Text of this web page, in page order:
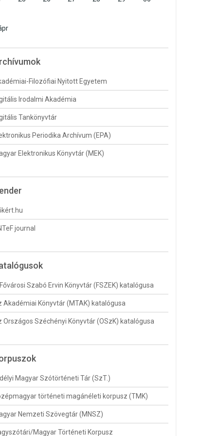
Filozófiai Nyitott Egyetem
Irodalmi Akadémia
Tankönyvtár
Periodika Archívum (EPA)
Elektronikus Könyvtár (MEK)
journal
Szabó Ervin Könyvtár (FSZEK) katalógusa
Akadémiai Könyvtár (MTAK) katalógusa
Országos Széchényi Könyvtár (OSzK) katalógusa
Magyar Szótörténeti Tár (SzT.)
történeti magánéleti korpusz (TMK)
Nemzeti Szövegtár (MNSZ)
Magyar Történeti Korpusz